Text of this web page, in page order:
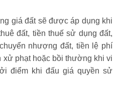
giá đất sẽ được áp dụng khi
đất, tiền thuế sử dụng đất,
nhượng đất, tiền lệ phí
xử phạt hoặc bồi thường khi vi
điểm khi đấu giá quyền sử